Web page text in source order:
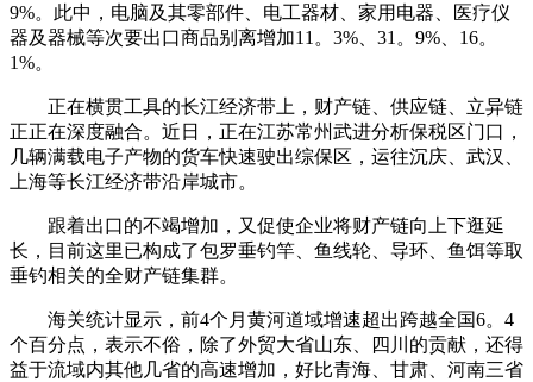
9%。此中，电脑及其零部件、电工器材、家用电器、医疗仪
器及器械等次要出口商品别离增加11。3%、31。9%、16。
1%。
正在横贯工具的长江经济带上，财产链、供应链、立异链
正正在深度融合。近日，正在江苏常州武进分析保税区门口，
几辆满载电子产物的货车快速驶出综保区，运往沉庆、武汉、
上海等长江经济带沿岸城市。
跟着出口的不竭增加，又促使企业将财产链向上下逛延
长，目前这里已构成了包罗垂钓竿、鱼线轮、导环、鱼饵等取
垂钓相关的全财产链集群。
海关统计显示，前4个月黄河道域增速超出跨越全国6。4
个百分点，表示不俗，除了外贸大省山东、四川的贡献，还得
益于流域内其他几省的高速增加，好比青海、甘肃、河南三省